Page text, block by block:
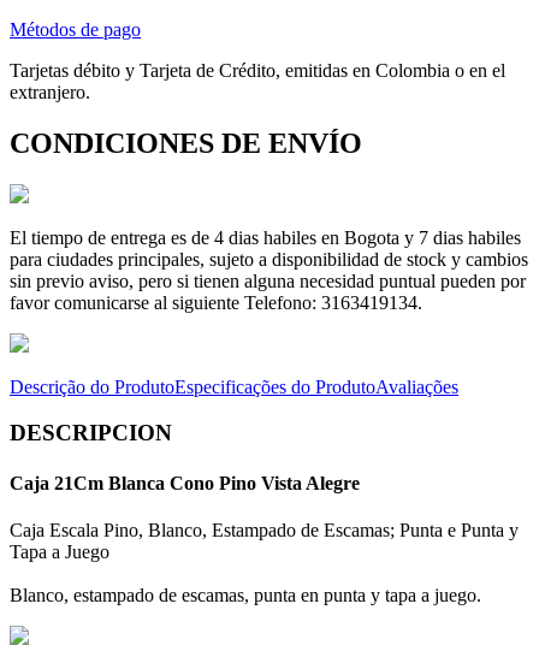
Métodos de pago
Tarjetas débito y Tarjeta de Crédito, emitidas en Colombia o en el
extranjero.
CONDICIONES DE ENVÍO
El tiempo de entrega es de 4 dias habiles en Bogota y 7 dias habiles
para ciudades principales, sujeto a disponibilidad de stock y cambios
sin previo aviso, pero si tienen alguna necesidad puntual pueden por
favor comunicarse al siguiente Telefono: 3163419134.
Descrição do ProdutoEspecificações do ProdutoAvaliações
DESCRIPCION
Caja 21Cm Blanca Cono Pino Vista Alegre
Caja Escala Pino, Blanco, Estampado de Escamas; Punta e Punta y
Tapa a Juego
Blanco, estampado de escamas, punta en punta y tapa a juego.